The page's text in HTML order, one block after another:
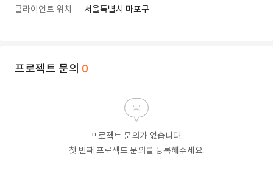
클라이언트 위치 서울특별시 마포구
프로젝트 문의 0
프로젝트 문의가 없습니다.
첫 번째 프로젝트 문의를 등록해주세요.